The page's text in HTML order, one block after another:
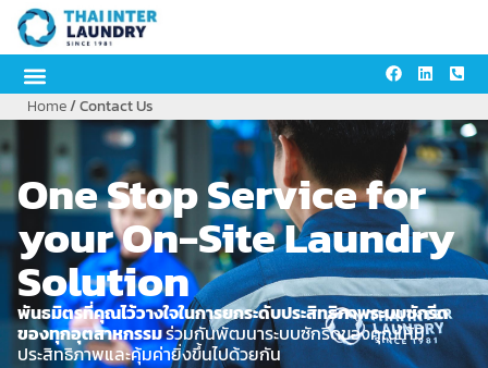
Home/ Contact Us
One Stop Service for
your On-Site Laundry
Solution
พันธมิตรที่คุณไว้วางใจในการยกระดับประสิทธิภาพระบบซักรีด
ของทุกอุตสาหกรรมร่วมกันพัฒนาระบบซักรีดของคุณให้มี
ประสิทธิภาพและคุ้มค่ายิ่งขึ้นไปด้วยกัน